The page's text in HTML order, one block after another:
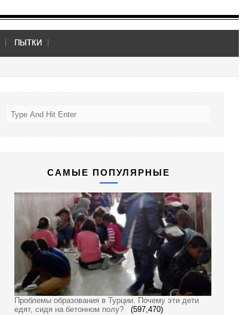
ПЫТКИ
САМЫЕ ПОПУЛЯРНЫЕ
Проблемы образования в Турции. Почему эти дети
едят, сидя на бетонном полу?
(597,470)